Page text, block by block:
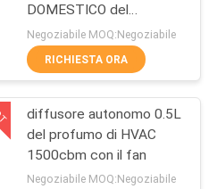
dell'aroma
110
DOMESTICO del
commutatore della
manopola della macchina
dell'aria del profumo
Negoziabile MOQ:Negoziabile
RICHIESTA ORA
diffusore autonomo 0.5L
del profumo di HVAC
1500cbm con il fan
Negoziabile MOQ:Negoziabile